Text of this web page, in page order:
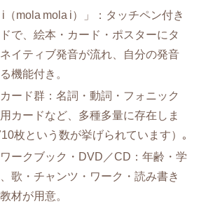
i（mola mola i）」：タッチペン付き
で、絵本・カード・ポスターにタ
イティブ発音が流れ、自分の発音
機能付き。
ード群：名詞・動詞・フォニック
カードなど、多種多量に存在しま
枚という数が挙げられています）｡
ークブック・DVD／CD：年齢・学
歌・チャンツ・ワーク・読み書き
材が用意。